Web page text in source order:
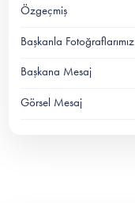
Özgeçmiş
Başkanla Fotoğraflarımız
Başkana Mesaj
Görsel Mesaj